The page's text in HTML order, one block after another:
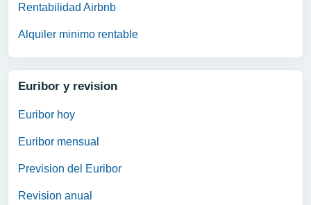
Rentabilidad Airbnb
Alquiler minimo rentable
Euribor y revision
Euribor hoy
Euribor mensual
Prevision del Euribor
Revision anual